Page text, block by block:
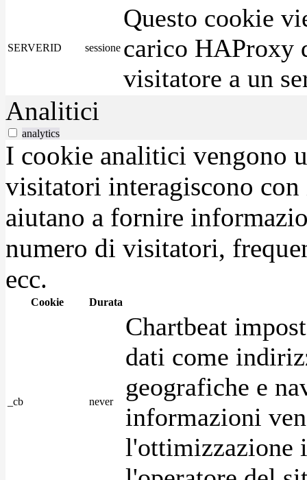
SERVERID sessione
Questo cookie
carico HAProxy
visitatore a un
Analitici
analytics
I cookie analitici vengono
visitatori interagiscono
aiutano a fornire
numero di visitatori,
ecc.
Cookie Durata
_cb never
Chartbeat
dati come
geografiche e
informazioni
l'ottimizzazione